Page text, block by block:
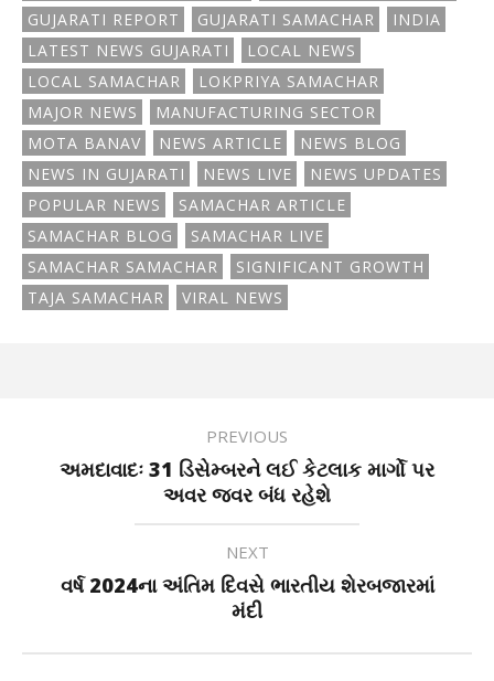
GUJARATI REPORT
GUJARATI SAMACHAR
INDIA
LATEST NEWS GUJARATI
LOCAL NEWS
LOCAL SAMACHAR
LOKPRIYA SAMACHAR
MAJOR NEWS
MANUFACTURING SECTOR
MOTA BANAV
NEWS ARTICLE
NEWS BLOG
NEWS IN GUJARATI
NEWS LIVE
NEWS UPDATES
POPULAR NEWS
SAMACHAR ARTICLE
SAMACHAR BLOG
SAMACHAR LIVE
SAMACHAR SAMACHAR
SIGNIFICANT GROWTH
TAJA SAMACHAR
VIRAL NEWS
PREVIOUS
અમદાવાદઃ 31 ડિસેમ્બરને લઈ કેટલાક માર્ગો પર
અવર જવર બંધ રહેશે
NEXT
વર્ષ 2024ના અંતિમ દિવસે ભારતીય શેરબજારમાં
મંદી